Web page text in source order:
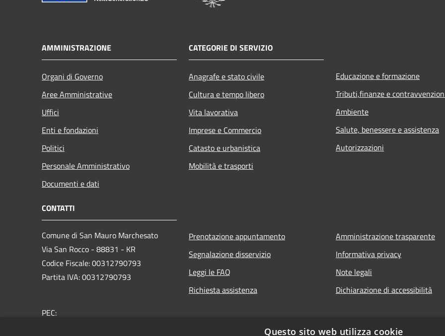
AMMINISTRAZIONE
Organi di Governo
Aree Amministrative
Uffici
Enti e fondazioni
Politici
Personale Amministrativo
Documenti e dati
CATEGORIE DI SERVIZIO
Anagrafe e stato civile
Cultura e tempo libero
Vita lavorativa
Imprese e Commercio
Catasto e urbanistica
Mobilità e trasporti
Educazione e formazione
Tributi,finanze e
Ambiente
Salute, benessere e assistenza
Autorizzazioni
CONTATTI
Comune di San Mauro Marchesato
Via San Rocco - 88831 - KR
Codice Fiscale: 00312790793
Partita IVA: 00312790793
PEC:
Prenotazione appuntamento
Segnalazione disservizio
Leggi le FAQ
Richiesta assistenza
Amministrazione trasparente
Informativa privacy
Note legali
Dichiarazione di accessibilità
Questo sito web utilizza cookie